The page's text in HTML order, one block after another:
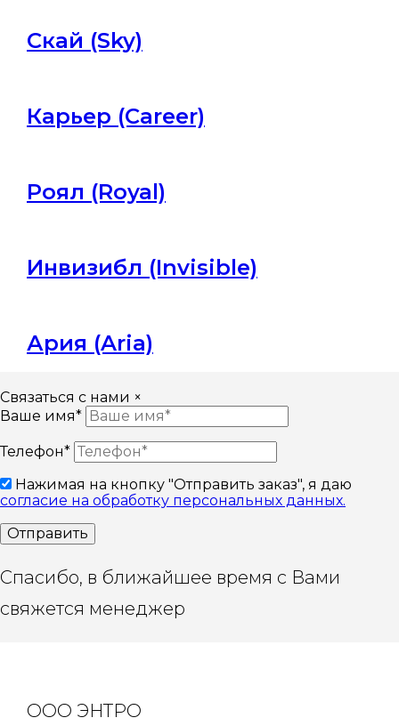
Скай (Sky)
Карьер (Career)
Роял (Royal)
Инвизибл (Invisible)
Ария (Aria)
Связаться с нами ×
Ваше имя*
Телефон*
Нажимая на кнопку "Отправить заказ", я даю
согласие на обработку персональных данных.
Отправить
Спасибо, в ближайшее время с Вами
свяжется менеджер
ООО ЭНТРО